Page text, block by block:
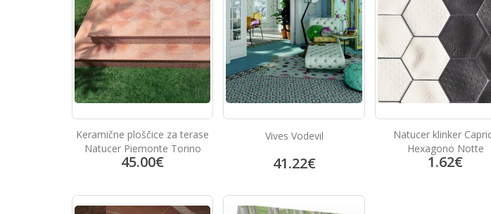
Keramične ploščice za terase
Natucer Piemonte Torino
45.00€
Vives Vodevil
41.22€
Natucer klinker
Hexagono Notte
1.62€